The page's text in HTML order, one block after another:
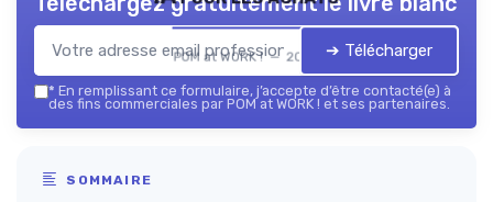
POM at WORK ! — 2026 ➔ Télécharger
* En remplissant ce formulaire, j’accepte d’être contacté(e) à
des fins commerciales par POM at WORK ! et ses partenaires.
SOMMAIRE